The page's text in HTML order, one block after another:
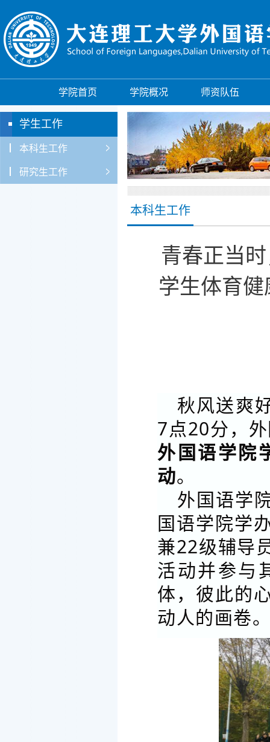
学院首页 学院概况 师资队伍
学生工作
本科生工作
研究生工作
本科生工作
青春正当
学生体育
秋风送爽
7点20分，
外国语学院
动。
外国语学
国语学院学
兼22级辅导
活动并参与
体，彼此的
动人的画卷